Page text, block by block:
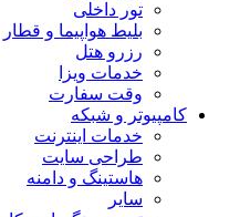
تور داخلی
بلیط هواپیما و قطار
رزرو هتل
خدمات ویزا
وقت سفارت
کامپیوتر و شبکه
خدمات اینترنت
طراحی سایت
هاستینگ و دامنه
سایر